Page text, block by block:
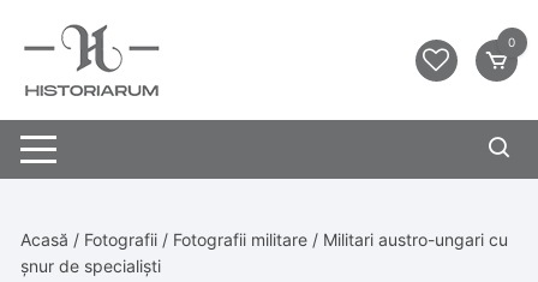
0
Acasă / Fotografii / Fotografii militare / Militari austro-ungari cu
șnur de specialiști